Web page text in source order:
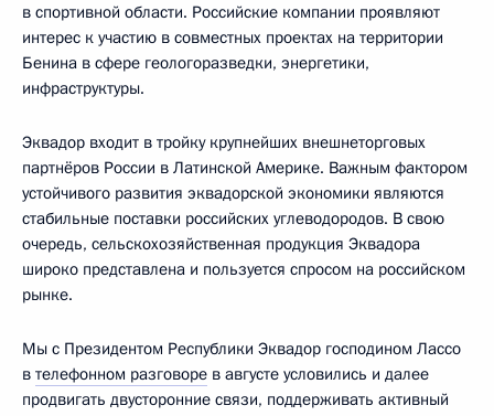
в спортивной области. Российские компании проявляют
интерес к участию в совместных проектах на территории
Бенина в сфере геологоразведки, энергетики,
инфраструктуры.
Эквадор входит в тройку крупнейших внешнеторговых
партнёров России в Латинской Америке. Важным фактором
устойчивого развития эквадорской экономики являются
стабильные поставки российских углеводородов. В свою
очередь, сельскохозяйственная продукция Эквадора
широко представлена и пользуется спросом на российском
рынке.
Мы с Президентом Республики Эквадор господином Лассо
в телефонном разговоре в августе условились и далее
продвигать двусторонние связи, поддерживать активный